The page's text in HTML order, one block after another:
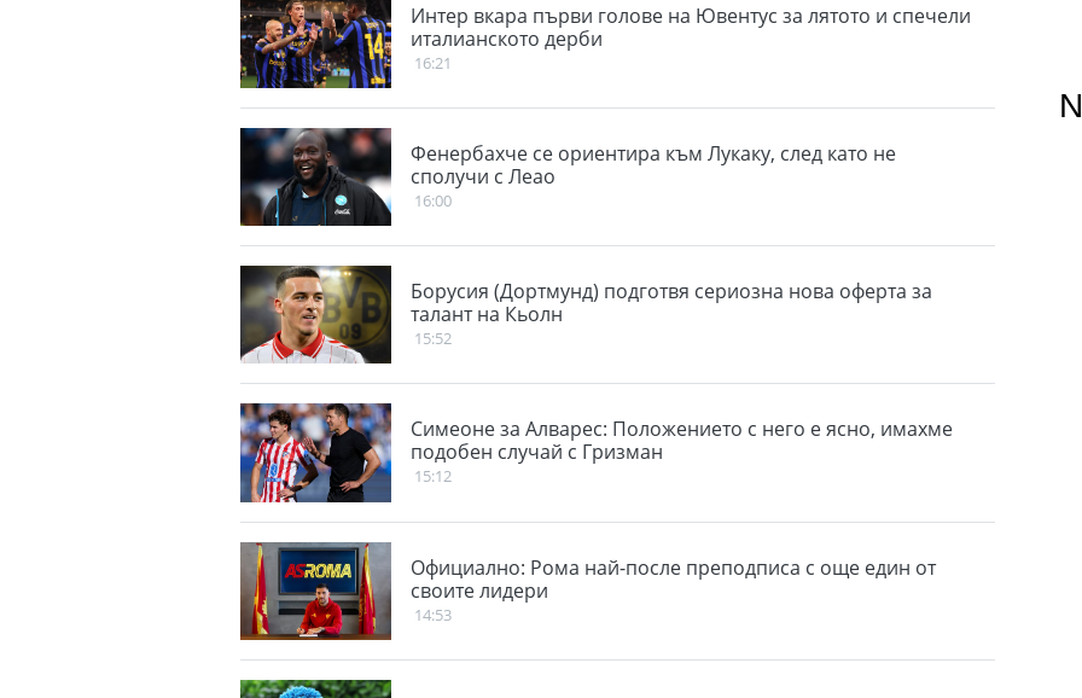
Интер вкара първи голове на Ювентус за лятото и спечели
италианското дерби
16:21
Фенербахче се ориентира към Лукаку, след като не
сполучи с Леао
16:00
Борусия (Дортмунд) подготвя сериозна нова оферта за
талант на Кьолн
15:52
Симеоне за Алварес: Положението с него е ясно, имахме
подобен случай с Гризман
15:12
Официално: Рома най-после преподписа с още един от
своите лидери
14:53